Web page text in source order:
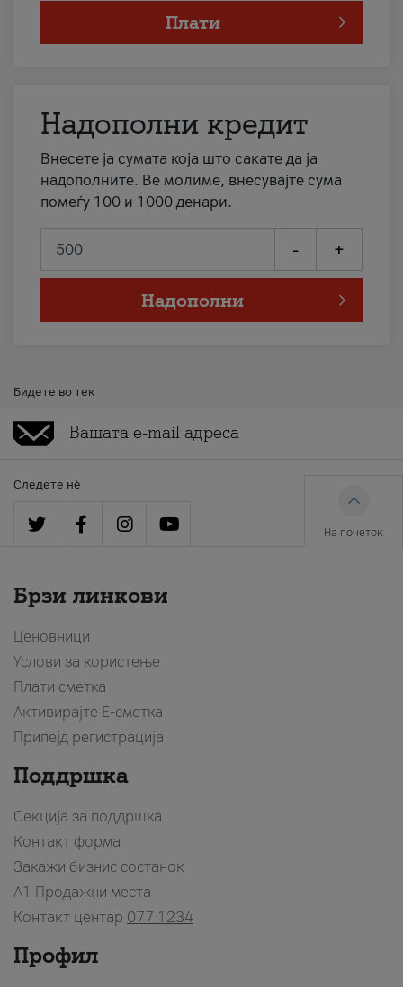
Плати
Надополни кредит
Внесете ја сумата која што сакате да ја
надополните. Ве молиме, внесувајте сума
помеѓу 100 и 1000 денари.
- +
Надополни
Бидете во тек
Следете нè
На почеток
Брзи линкови
Ценовници
Услови за користење
Плати сметка
Активирајте Е-сметка
Припејд регистрација
Поддршка
Секција за поддршка
Контакт форма
Закажи бизнис состанок
A1 Продажни места
Контакт центар 077 1234
Профил